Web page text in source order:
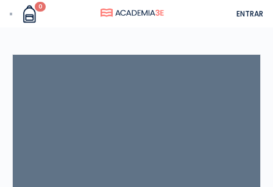
0
ENTRAR